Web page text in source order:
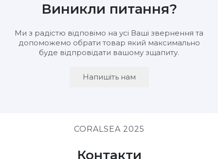
Виникли питання?
Ми з радістю відповімо на усі Ваші звернення та
допоможемо обрати товар який максимально
буде відпровідати вашому зщапиту.
Напишіть нам
CORALSEA 2025
Контакти